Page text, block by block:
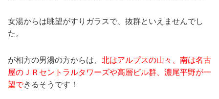
女湯からは眺望がすりガラスで、抜群といえませんでし
た。
が相方の男湯の方からは、 北はアルプスの山々、南は名古
屋のＪＲセントラルタワーズや高層ビル群、濃尾平野が一
望できるそうです！